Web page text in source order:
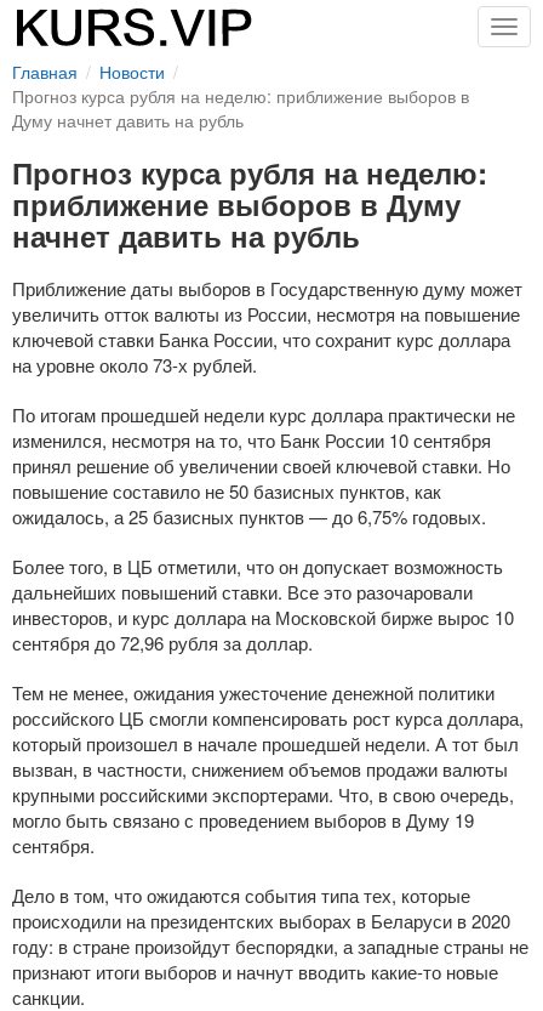
Главная
Новости
Прогноз курса рубля на неделю: приближение выборов в
Думу начнет давить на рубль
Прогноз курса рубля на неделю:
приближение выборов в Думу
начнет давить на рубль
Приближение даты выборов в Государственную думу может
увеличить отток валюты из России, несмотря на повышение
ключевой ставки Банка России, что сохранит курс доллара
на уровне около73-х рублей.
По итогам прошедшей недели курс доллара практически не
изменился, несмотря на то, что Банк России 10 сентября
принял решение об увеличении своей ключевой ставки. Но
повышение составило не 50 базисных пунктов, как
ожидалось, а 25 базисных пунктов — до 6,75% годовых.
Более того, в ЦБ отметили, что он допускает возможность
дальнейших повышений ставки. Все это разочаровали
инвесторов, и курс доллара на Московской бирже вырос 10
сентября до 72,96 рубля за доллар.
Тем не менее, ожидания ужесточение денежной политики
российского ЦБ смогли компенсировать рост курса доллара,
который произошел в начале прошедшей недели. А тот был
вызван, в частности, снижением объемов продажи валюты
крупными российскими экспортерами. Что, в свою очередь,
могло быть связано с проведением выборов в Думу 19
сентября.
Дело в том, что ожидаются события типа тех, которые
происходили на президентских выборах в Беларуси в 2020
году: в стране произойдут беспорядки, а западные страны не
признают итоги выборов и начнут вводить какие-то новые
санкции.